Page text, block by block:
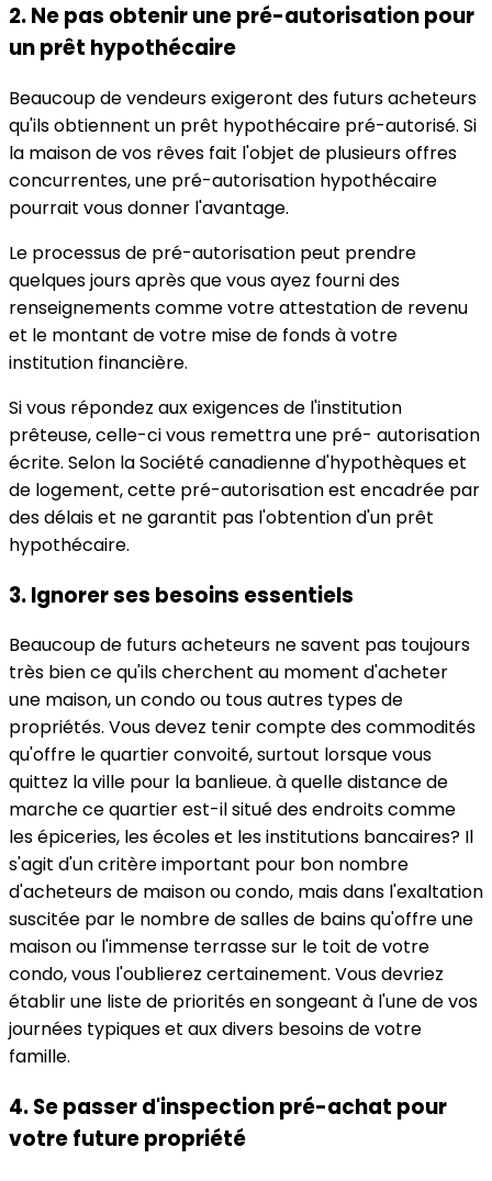
2. Ne pas obtenir une pré-autorisation pour
un prêt hypothécaire
Beaucoup de vendeurs exigeront des futurs acheteurs
qu'ils obtiennent un prêt hypothécaire pré-autorisé. Si
la maison de vos rêves fait l'objet de plusieurs offres
concurrentes, une pré-autorisation hypothécaire
pourrait vous donner l'avantage.
Le processus de pré-autorisation peut prendre
quelques jours après que vous ayez fourni des
renseignements comme votre attestation de revenu
et le montant de votre mise de fonds à votre
institution financière.
Si vous répondez aux exigences de l'institution
prêteuse, celle-ci vous remettra une pré- autorisation
écrite. Selon la Société canadienne d'hypothèques et
de logement, cette pré-autorisation est encadrée par
des délais et ne garantit pas l'obtention d'un prêt
hypothécaire.
3. Ignorer ses besoins essentiels
Beaucoup de futurs acheteurs ne savent pas toujours
très bien ce qu'ils cherchent au moment d'acheter
une maison, un condo ou tous autres types de
propriétés. Vous devez tenir compte des commodités
qu'offre le quartier convoité, surtout lorsque vous
quittez la ville pour la banlieue. à quelle distance de
marche ce quartier est-il situé des endroits comme
les épiceries, les écoles et les institutions bancaires? Il
s'agit d'un critère important pour bon nombre
d'acheteurs de maison ou condo, mais dans l'exaltation
suscitée par le nombre de salles de bains qu'offre une
maison ou l'immense terrasse sur le toit de votre
condo, vous l'oublierez certainement. Vous devriez
établir une liste de priorités en songeant à l'une de vos
journées typiques et aux divers besoins de votre
famille.
4. Se passer d'inspection pré-achat pour
votre future propriété